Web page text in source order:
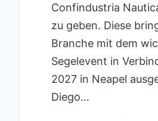
Confindustria
zu geben. Diese
Branche mit dem
Segelevent in
2027 in Neapel
Diego…